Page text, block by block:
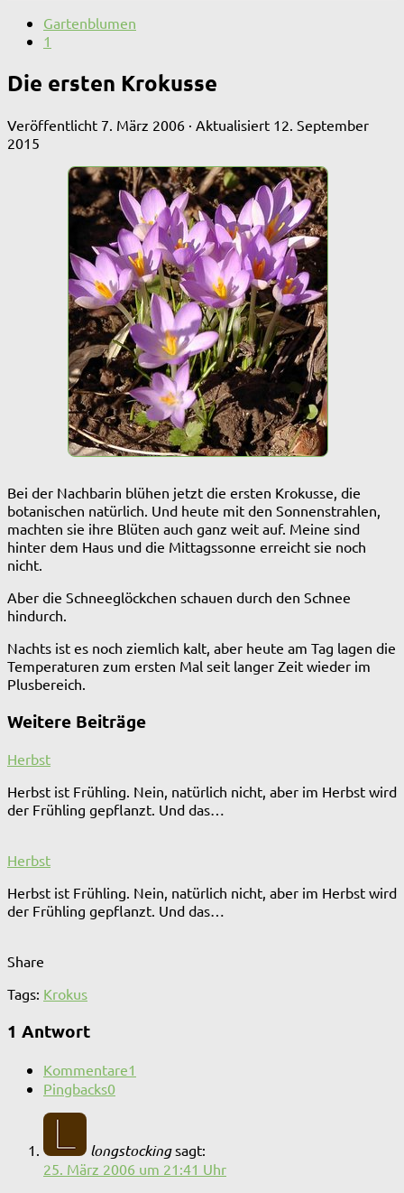
Gartenblumen
1
Die ersten Krokusse
Veröffentlicht 7. März 2006 · Aktualisiert 12. September
2015
Bei der Nachbarin blühen jetzt die ersten Krokusse, die
botanischen natürlich. Und heute mit den Sonnenstrahlen,
machten sie ihre Blüten auch ganz weit auf. Meine sind
hinter dem Haus und die Mittagssonne erreicht sie noch
nicht.
Aber die Schneeglöckchen schauen durch den Schnee
hindurch.
Nachts ist es noch ziemlich kalt, aber heute am Tag lagen die
Temperaturen zum ersten Mal seit langer Zeit wieder im
Plusbereich.
Weitere Beiträge
Herbst
Herbst ist Frühling. Nein, natürlich nicht, aber im Herbst wird
der Frühling gepflanzt. Und das…
Herbst
Herbst ist Frühling. Nein, natürlich nicht, aber im Herbst wird
der Frühling gepflanzt. Und das…
Share
Tags: Krokus
1 Antwort
Kommentare1
Pingbacks0
longstocking sagt:
25. März 2006 um 21:41 Uhr